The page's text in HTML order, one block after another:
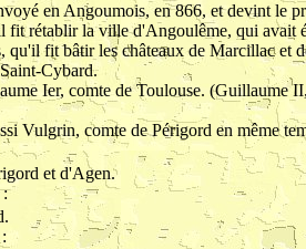
en Angoumois, en 866, et devint le
fit rétablir la ville d'Angoulême, qui avait
qu'il fit bâtir les châteaux de Marcillac et
Cybard.
Ier, comte de Toulouse. (Guillaume
Vulgrin, comte de Périgord en même
et d'Agen.
: